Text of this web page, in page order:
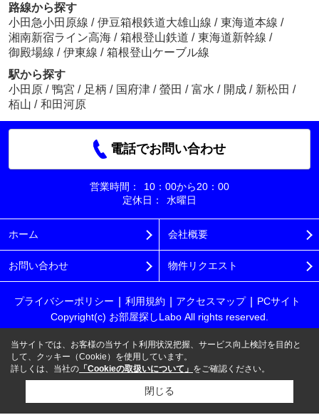
路線から探す
小田急小田原線 / 伊豆箱根鉄道大雄山線 / 東海道本線 /
湘南新宿ライン高海 / 箱根登山鉄道 / 東海道新幹線 /
御殿場線 / 伊東線 / 箱根登山ケーブル線
駅から探す
小田原 / 鴨宮 / 足柄 / 国府津 / 螢田 / 富水 / 開成 / 新松田 /
栢山 / 和田河原
電話でお問い合わせ
営業時間：
10：00から20：00
定休日：
水曜日
ホーム 会社概要
お問い合わせ 物件リクエスト
プライバシーポリシー 利用規約 アクセスマップ
PCサイト
Copyright(c) お部屋探しLabo All rights reserved.
当サイトでは、お客様の当サイト利用状況把握、サービス向上検討を目的と
して、クッキー（Cookie）を使用しています。
詳しくは、当社の 「Cookieの取扱いについて」 をご確認ください。
閉じる